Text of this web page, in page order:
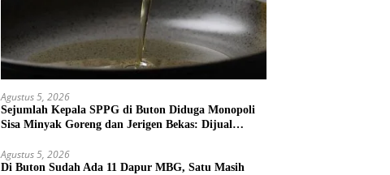
Agustus 5, 2026
Sejumlah Kepala SPPG di Buton Diduga Monopoli
Sisa Minyak Goreng dan Jerigen Bekas: Dijual
Agustus 5, 2026
Di Buton Sudah Ada 11 Dapur MBG, Satu Masih